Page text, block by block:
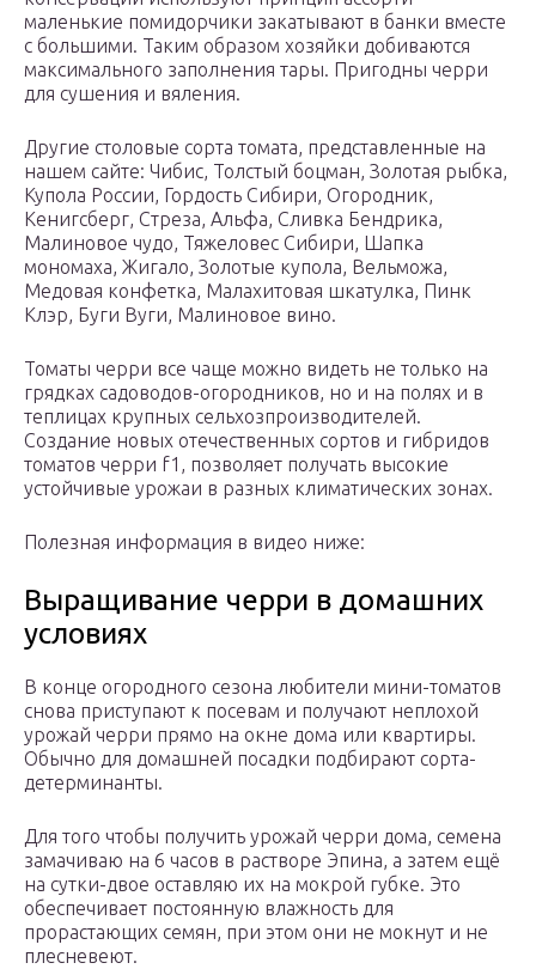
маленькие помидорчики закатывают в банки вместе
с большими. Таким образом хозяйки добиваются
максимального заполнения тары. Пригодны черри
для сушения и вяления.
Другие столовые сорта томата, представленные на
нашем сайте: Чибис, Толстый боцман, Золотая рыбка,
Купола России, Гордость Сибири, Огородник,
Кенигсберг, Стреза, Альфа, Сливка Бендрика,
Малиновое чудо, Тяжеловес Сибири, Шапка
мономаха, Жигало, Золотые купола, Вельможа,
Медовая конфетка, Малахитовая шкатулка, Пинк
Клэр, Буги Вуги, Малиновое вино.
Томаты черри все чаще можно видеть не только на
грядках садоводов-огородников, но и на полях и в
теплицах крупных сельхозпроизводителей.
Создание новых отечественных сортов и гибридов
томатов черри f1, позволяет получать высокие
устойчивые урожаи в разных климатических зонах.
Полезная информация в видео ниже:
Выращивание черри в домашних
условиях
В конце огородного сезона любители мини-томатов
снова приступают к посевам и получают неплохой
урожай черри прямо на окне дома или квартиры.
Обычно для домашней посадки подбирают сорта-
детерминанты.
Для того чтобы получить урожай черри дома, семена
замачиваю на 6 часов в растворе Эпина, а затем ещё
на сутки-двое оставляю их на мокрой губке. Это
обеспечивает постоянную влажность для
прорастающих семян, при этом они не мокнут и не
плесневеют.